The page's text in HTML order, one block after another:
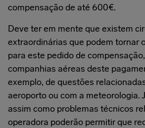
compensação de até 600€.
Deve ter em mente que existem
extraordinárias que podem tornar
para este pedido de
companhias aéreas deste
exemplo, de questões
aeroporto ou com a meteorologia.
assim como problemas técnicos
operadora poderão permitir que